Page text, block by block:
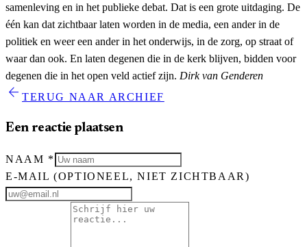
samenleving en in het publieke debat. Dat is een grote uitdaging. De
één kan dat zichtbaar laten worden in de media, een ander in de
politiek en weer een ander in het onderwijs, in de zorg, op straat of
waar dan ook. En laten degenen die in de kerk blijven, bidden voor
degenen die in het open veld actief zijn. Dirk van Genderen
arrow_back TERUG NAAR ARCHIEF
Een reactie plaatsen
NAAM *
E-MAIL(OPTIONEEL, NIET ZICHTBAAR)